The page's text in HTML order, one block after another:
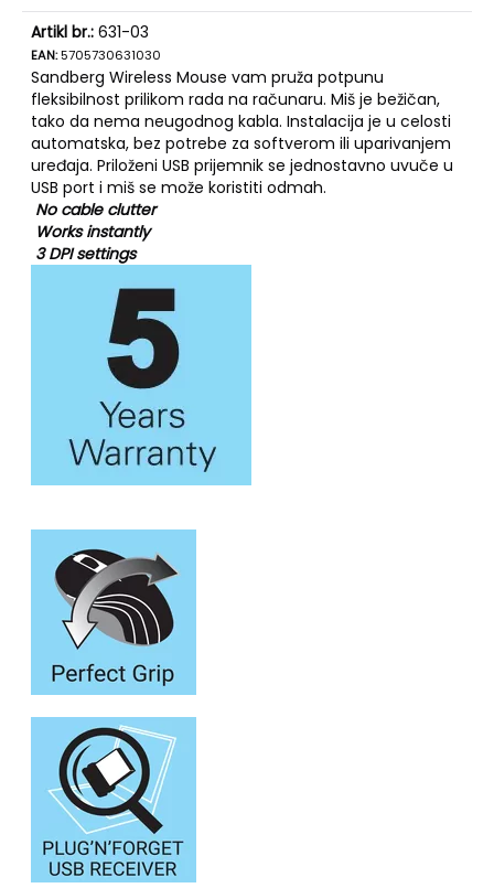
Artikl br.: 631-03
EAN:5705730631030
Sandberg Wireless Mouse vam pruža potpunu
fleksibilnost prilikom rada na računaru. Miš je bežičan,
tako da nema neugodnog kabla. Instalacija je u celosti
automatska, bez potrebe za softverom ili uparivanjem
uređaja. Priloženi USB prijemnik se jednostavno uvuče u
USB port i miš se može koristiti odmah.
No cable clutter
Works instantly
3 DPI settings